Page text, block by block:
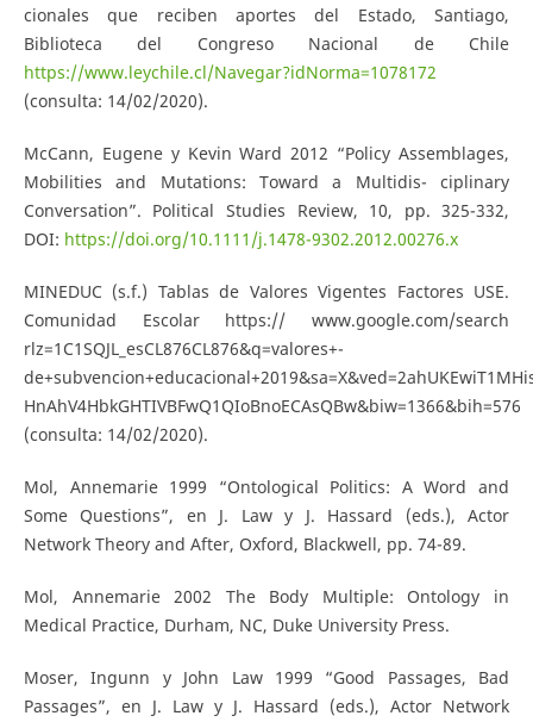
cionales que reciben aportes del Estado, Santiago,
Biblioteca del Congreso Nacional de Chile
https://www.leychile.cl/Navegar?idNorma=1078172
(consulta: 14/02/2020).
McCann, Eugene y Kevin Ward 2012 “Policy Assemblages,
Mobilities and Mutations: Toward a Multidis- ciplinary
Conversation”. Political Studies Review, 10, pp. 325-332,
DOI: https://doi.org/10.1111/j.1478-9302.2012.00276.x
MINEDUC (s.f.) Tablas de Valores Vigentes Factores USE.
Comunidad Escolar https:// www.google.com/search
rlz=1C1SQJL_esCL876CL876&q=valores+-
HnAhV4HbkGHTIVBFwQ1QIoBnoECAsQBw&biw=1366&bih=576
(consulta: 14/02/2020).
Mol, Annemarie 1999 “Ontological Politics: A Word and
Some Questions”, en J. Law y J. Hassard (eds.), Actor
Network Theory and After, Oxford, Blackwell, pp. 74-89.
Mol, Annemarie 2002 The Body Multiple: Ontology in
Medical Practice, Durham, NC, Duke University Press.
Moser, Ingunn y John Law 1999 “Good Passages, Bad
Passages”, en J. Law y J. Hassard (eds.), Actor Network